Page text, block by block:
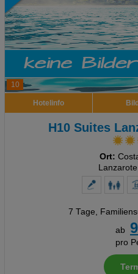
10
Hotelinfo
H10 Suites
Ort:
7 Tage,
ab
pro